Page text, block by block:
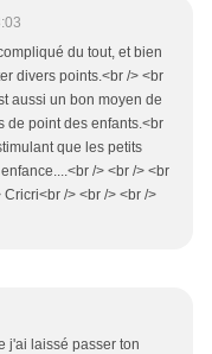
du tout, et bien
divers points.<br /> <br
aussi un bon moyen de
de point des enfants.<br
que les petits
/> <br /> <br
/> <br /> <br />
j'ai laissé passer ton